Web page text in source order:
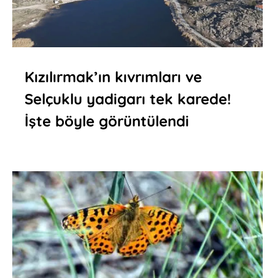
Kızılırmak’ın kıvrımları ve
Selçuklu yadigarı tek karede!
İşte böyle görüntülendi